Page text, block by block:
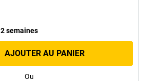
2 semaines
AJOUTER AU PANIER
Ou